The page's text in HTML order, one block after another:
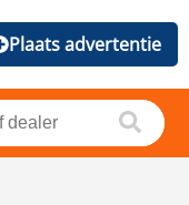
Plaats advertentie